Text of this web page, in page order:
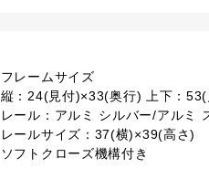
フレームサイズ
縦：24(見付)×33(奥行) 上下：
レール：アルミ シルバー/アルミ
レールサイズ：37(横)×39(高さ)
ソフトクローズ機構付き